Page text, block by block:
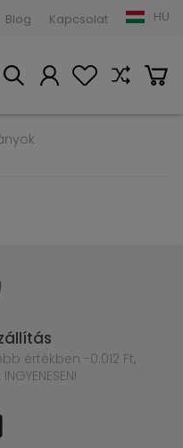
Blog Kapcsolat HU
értékben -0.012 Ft,